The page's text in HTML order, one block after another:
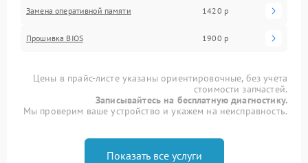
Замена оперативной памяти 1420 р
Прошивка BIOS 1900 р
Цены в прайс-листе указаны ориентировочные, без учета
стоимости запчастей.
Записывайтесь на бесплатную диагностику.
Мы проверим ваше устройство и укажем на неисправность.
Показать все услуги